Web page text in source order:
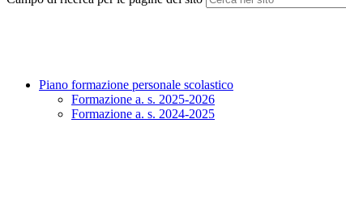
Piano formazione personale scolastico
Formazione a. s. 2025-2026
Formazione a. s. 2024-2025